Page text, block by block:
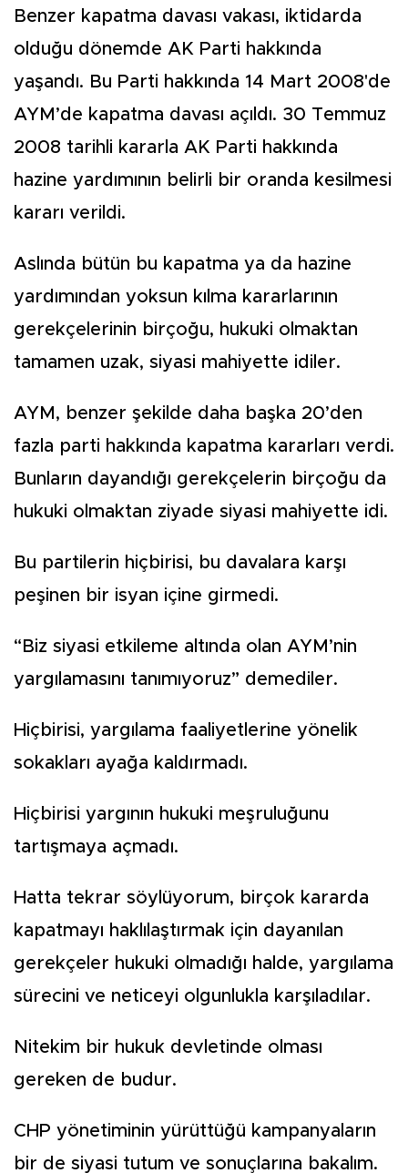
Benzer kapatma davası vakası, iktidarda
olduğu dönemde AK Parti hakkında
yaşandı. Bu Parti hakkında 14 Mart 2008'de
AYM’de kapatma davası açıldı. 30 Temmuz
2008 tarihli kararla AK Parti hakkında
hazine yardımının belirli bir oranda kesilmesi
kararı verildi.
Aslında bütün bu kapatma ya da hazine
yardımından yoksun kılma kararlarının
gerekçelerinin birçoğu, hukuki olmaktan
tamamen uzak, siyasi mahiyette idiler.
AYM, benzer şekilde daha başka 20’den
fazla parti hakkında kapatma kararları verdi.
Bunların dayandığı gerekçelerin birçoğu da
hukuki olmaktan ziyade siyasi mahiyette idi.
Bu partilerin hiçbirisi, bu davalara karşı
peşinen bir isyan içine girmedi.
“Biz siyasi etkileme altında olan AYM’nin
yargılamasını tanımıyoruz” demediler.
Hiçbirisi, yargılama faaliyetlerine yönelik
sokakları ayağa kaldırmadı.
Hiçbirisi yargının hukuki meşruluğunu
tartışmaya açmadı.
Hatta tekrar söylüyorum, birçok kararda
kapatmayı haklılaştırmak için dayanılan
gerekçeler hukuki olmadığı halde, yargılama
sürecini ve neticeyi olgunlukla karşıladılar.
Nitekim bir hukuk devletinde olması
gereken de budur.
CHP yönetiminin yürüttüğü kampanyaların
bir de siyasi tutum ve sonuçlarına bakalım.